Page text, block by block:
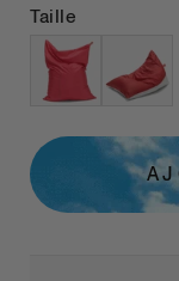
Taille